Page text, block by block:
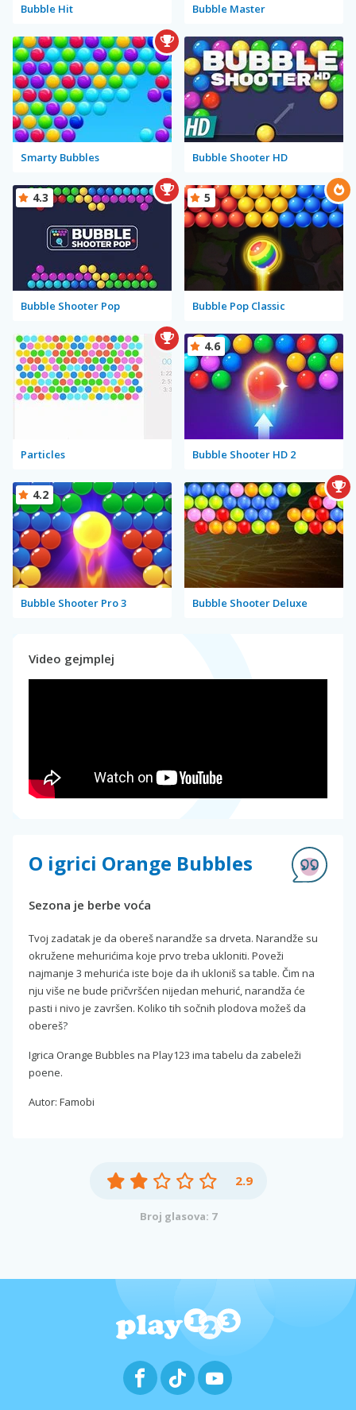
Bubble Hit Bubble Master
Smarty Bubbles Bubble Shooter HD
Bubble Shooter Pop
4.3
Bubble Pop Classic
5
Particles Bubble Shooter HD 2
4.6
Bubble Shooter Pro 3
4.2
Bubble Shooter Deluxe
Video gejmplej
O igrici Orange Bubbles
Sezona je berbe voća
Tvoj zadatak je da obereš narandže sa drveta. Narandže su
okružene mehurićima koje prvo treba ukloniti. Poveži
najmanje 3 mehurića iste boje da ih ukloniš sa table. Čim na
nju više ne bude pričvršćen nijedan mehurić, narandža će
pasti i nivo je završen. Koliko tih sočnih plodova možeš da
obereš?
Igrica Orange Bubbles na Play123 ima tabelu da zabeleži
poene.
Autor: Famobi
2.9
Broj glasova: 7